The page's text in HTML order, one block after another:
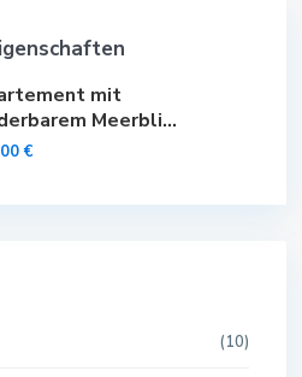
mit
Meerbli...
€
(10)